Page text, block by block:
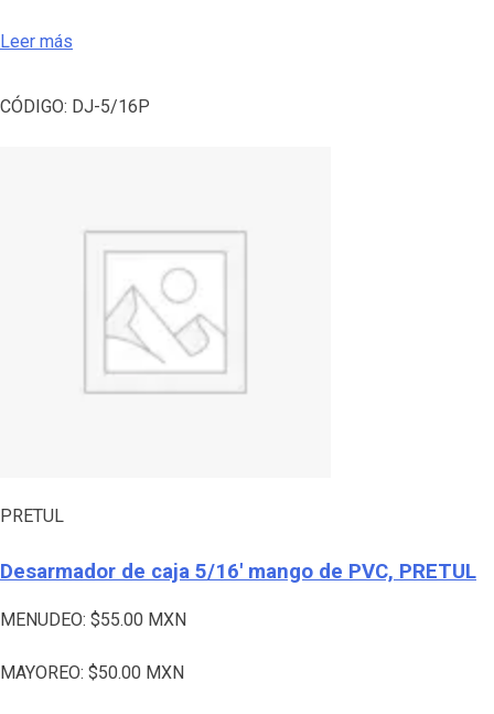
Leer más
CÓDIGO: DJ-5/16P
PRETUL
Desarmador de caja 5/16′ mango de PVC, PRETUL
MENUDEO: $55.00 MXN
MAYOREO: $50.00 MXN